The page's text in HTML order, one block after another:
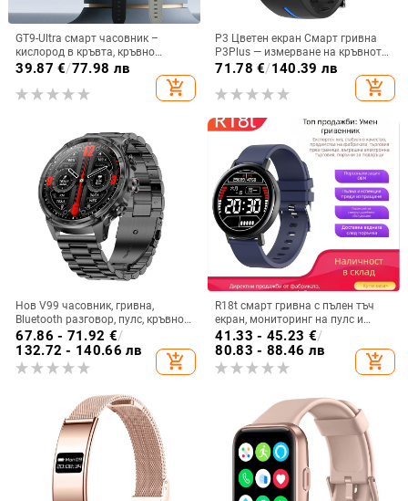
GT9-Ultra смарт часовник –
кислород в кръвта, кръвно
налягане, сърдечна честота,
Bluetooth обаждания, мониторинг
на съня
39.87 €/77.98 лв
add_shopping_cart
P3 Цветен екран Смарт гривна
P3Plus — измерване на кръвното
налягане в реално време,
телесна температура, грижа за
71.78 €/140.39 лв
add_shopping_cart
Нов V99 часовник, гривна,
Bluetooth разговор, пулс, кръвно
налягане, кръвен кислород,
спорт, време, фенерче,
многофункционален, смарт
67.86 - 71.92 €/
132.72 - 140.66 лв
add_shopping_cart
R18t смарт гривна с пълен тъч
екран, мониторинг на пулс и
кръвно налягане, водоустойчива,
Bluetooth, живот на батерията 7–
14 дни.
41.33 - 45.23 €/
80.83 - 88.46 лв
add_shopping_cart